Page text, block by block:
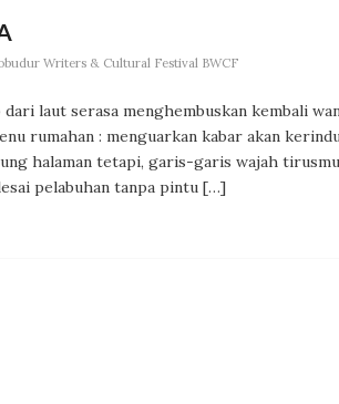
Writers & Cultural Festival BWCF
laut serasa menghembuskan kembali
rumahan : menguarkan kabar akan
halaman tetapi, garis-garis wajah
pelabuhan tanpa pintu […]